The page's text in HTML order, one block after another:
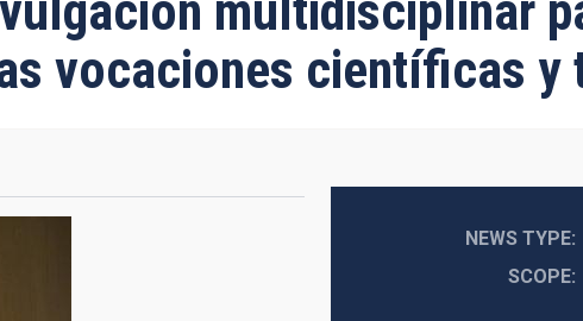
vocaciones científicas y
NEWS TYPE
SCOPE